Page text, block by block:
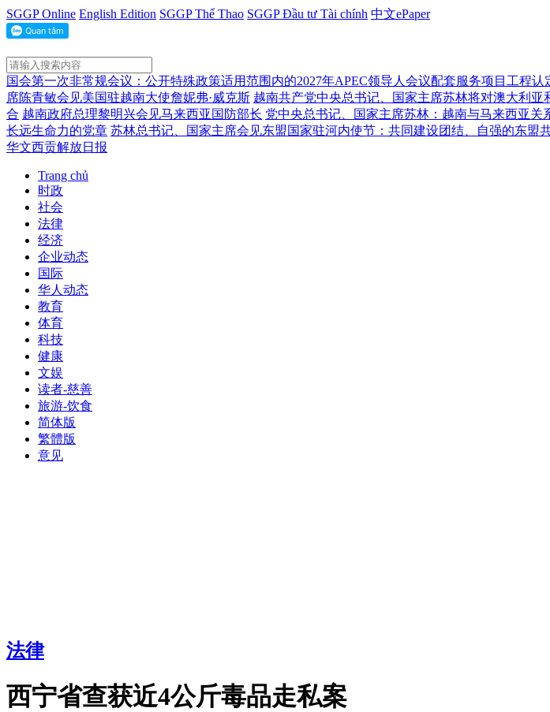
SGGP Online English Edition SGGP Thể Thao SGGP Đầu tư Tài chính 中文ePaper
国会第一次非常规会议：公开特殊政策适用范围内的2027年APEC领导人会议配套服务项目工程认
席陈青敏会见美国驻越南大使詹妮弗·威克斯 越南共产党中央总书记、国家主席苏林将对澳大利亚
合 越南政府总理黎明兴会见马来西亚国防部长 党中央总书记、国家主席苏林：越南与马来西亚关
长远生命力的党章 苏林总书记、国家主席会见东盟国家驻河内使节：共同建设团结、自强的东盟
华文西贡解放日报
Trang chủ
时政
社会
法律
经济
企业动态
国际
华人动态
教育
体育
科技
健康
文娱
读者-慈善
旅游-饮食
简体版
繁體版
意见
法律
西宁省查获近4公斤毒品走私案